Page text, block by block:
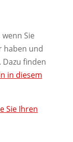
Sie
haben und
finden
in diesem
Sie Ihren